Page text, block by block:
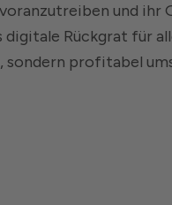
und ihr
digitale Rückgrat für
sondern profitabel